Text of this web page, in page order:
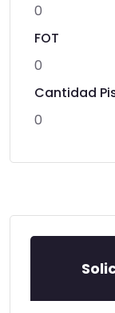
0
FOT
0
Cantidad
0